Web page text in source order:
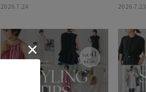
2026.7.24 2026.7.23